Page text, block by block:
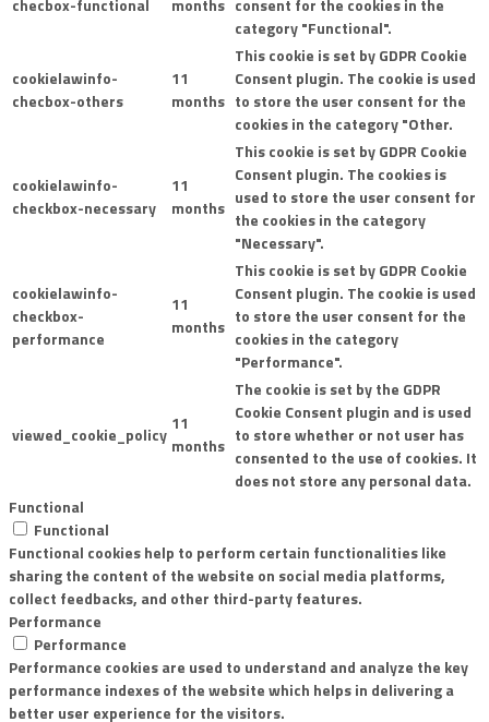
checbox-functional
months consent for the cookies in the
category "Functional".
cookielawinfo-
checbox-others
11
months
This cookie is set by GDPR Cookie
Consent plugin. The cookie is used
to store the user consent for the
cookies in the category "Other.
cookielawinfo-
checkbox-necessary
11
months
This cookie is set by GDPR Cookie
Consent plugin. The cookies is
used to store the user consent for
the cookies in the category
"Necessary".
cookielawinfo-
checkbox-
performance
11
months
This cookie is set by GDPR Cookie
Consent plugin. The cookie is used
to store the user consent for the
cookies in the category
"Performance".
viewed_cookie_policy
11
months
The cookie is set by the GDPR
Cookie Consent plugin and is used
to store whether or not user has
consented to the use of cookies. It
does not store any personal data.
Functional
Functional
Functional cookies help to perform certain functionalities like
sharing the content of the website on social media platforms,
collect feedbacks, and other third-party features.
Performance
Performance
Performance cookies are used to understand and analyze the key
performance indexes of the website which helps in delivering a
better user experience for the visitors.